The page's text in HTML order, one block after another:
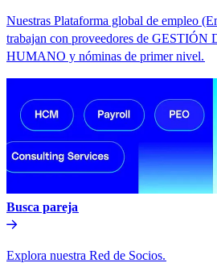
Nuestras Plataforma global de empleo
trabajan con proveedores de
HUMANO y nóminas de primer nivel.​​
Busca pareja​​
Explora nuestra Red de Socios.​​